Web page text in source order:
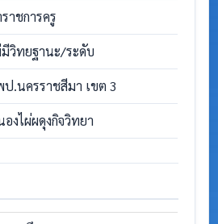
าชการครู
วิทยฐานะ/ระดับ
.นครราชสีมา เขต 3
งไผ่ผดุงกิจวิทยา